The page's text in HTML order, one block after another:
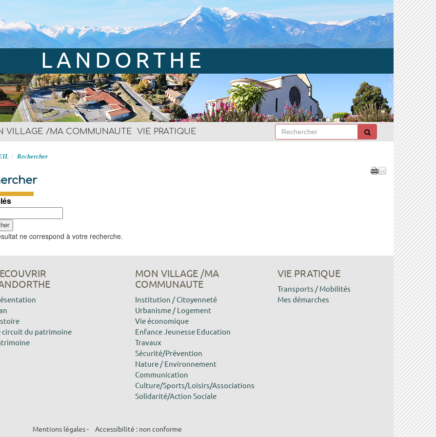
LANDORTHE
Site officiel
VILLAGE /MA COMMUNAUTE VIE PRATIQUE
Rechercher
ne correspond à votre recherche.
circuit du patrimoine
MON VILLAGE /MA
COMMUNAUTE
Institution / Citoyenneté
Urbanisme / Logement
Vie économique
Enfance Jeunesse Education
Travaux
Sécurité/Prévention
Nature / Environnement
Communication
Culture/Sports/Loisirs/Associations
Solidarité/Action Sociale
VIE PRATIQUE
Transports / Mobilités
Mes démarches
Mentions légales- Accessibilité : non conforme